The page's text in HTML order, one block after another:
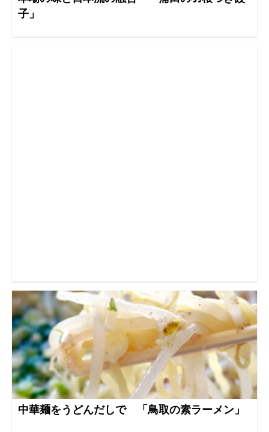
子」
中華麺をうどんだしで 「鳥取の素ラーメン」